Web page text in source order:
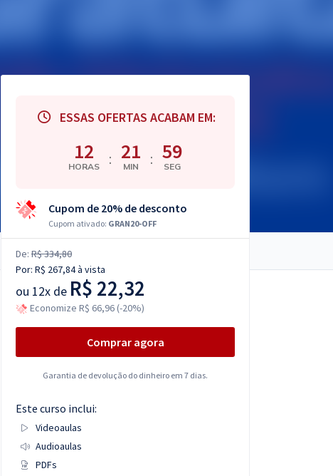
ESSAS OFERTAS ACABAM EM:
12
HORAS : 21
MIN : 58
SEG
Cupom de 20% de desconto
Cupom ativado: GRAN20-OFF
De: R$ 334,80
Por: R$ 267,84à vista
ou 12x de R$ 22,32
Economize R$ 66,96 (-20%)
Comprar agora
Garantia de devolução do dinheiro em 7 dias.
Este curso inclui:
Videoaulas
Audioaulas
PDFs